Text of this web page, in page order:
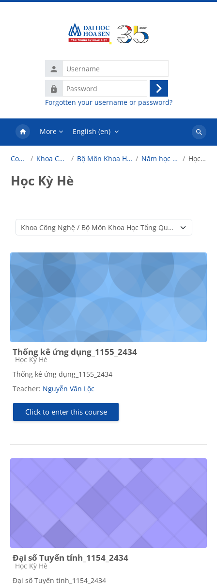
Username
Password
Log
in
Forgotten your username or password?
More English ‎(en)‎
Search
Courses Khoa Công Nghệ Bộ Môn Khoa Học Tổng Quát Năm học 2024-2025 Học Kỳ Hè
Học Kỳ Hè
Course categories
Thống kê ứng dụng_1155_2434
Course category
Học Kỳ Hè
Thống kê ứng dụng_1155_2434
Teacher: Nguyễn Văn Lộc
Click to enter this course
Đại số Tuyến tính_1154_2434
Course category
Học Kỳ Hè
Đại số Tuyến tính_1154_2434